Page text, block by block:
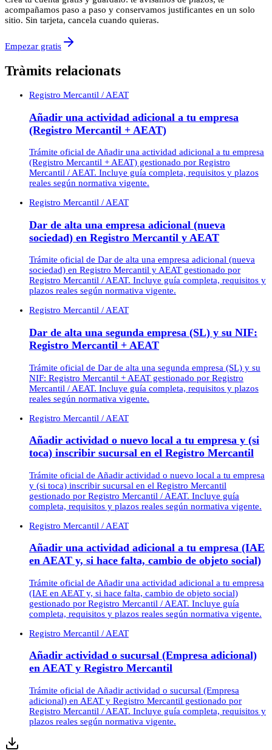
acompañamos paso a paso y conservamos justificantes en un solo
sitio. Sin tarjeta, cancela cuando quieras.
Empezar gratis
Tràmits relacionats
Registro Mercantil / AEAT
Añadir una actividad adicional a tu empresa
(Registro Mercantil + AEAT)
Trámite oficial de Añadir una actividad adicional a tu empresa
(Registro Mercantil + AEAT) gestionado por Registro
Mercantil / AEAT. Incluye guía completa, requisitos y plazos
reales según normativa vigente.
Registro Mercantil / AEAT
Dar de alta una empresa adicional (nueva
sociedad) en Registro Mercantil y AEAT
Trámite oficial de Dar de alta una empresa adicional (nueva
sociedad) en Registro Mercantil y AEAT gestionado por
Registro Mercantil / AEAT. Incluye guía completa, requisitos y
plazos reales según normativa vigente.
Registro Mercantil / AEAT
Dar de alta una segunda empresa (SL) y su NIF:
Registro Mercantil + AEAT
Trámite oficial de Dar de alta una segunda empresa (SL) y su
NIF: Registro Mercantil + AEAT gestionado por Registro
Mercantil / AEAT. Incluye guía completa, requisitos y plazos
reales según normativa vigente.
Registro Mercantil / AEAT
Añadir actividad o nuevo local a tu empresa y (si
toca) inscribir sucursal en el Registro Mercantil
Trámite oficial de Añadir actividad o nuevo local a tu empresa
y (si toca) inscribir sucursal en el Registro Mercantil
gestionado por Registro Mercantil / AEAT. Incluye guía
completa, requisitos y plazos reales según normativa vigente.
Registro Mercantil / AEAT
Añadir una actividad adicional a tu empresa (IAE
en AEAT y, si hace falta, cambio de objeto social)
Trámite oficial de Añadir una actividad adicional a tu empresa
(IAE en AEAT y, si hace falta, cambio de objeto social)
gestionado por Registro Mercantil / AEAT. Incluye guía
completa, requisitos y plazos reales según normativa vigente.
Registro Mercantil / AEAT
Añadir actividad o sucursal (Empresa adicional)
en AEAT y Registro Mercantil
Trámite oficial de Añadir actividad o sucursal (Empresa
adicional) en AEAT y Registro Mercantil gestionado por
Registro Mercantil / AEAT. Incluye guía completa, requisitos y
plazos reales según normativa vigente.